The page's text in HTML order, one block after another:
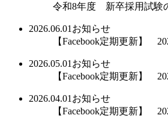
令和8年度 新卒採用試験
2026.06.01 お知らせ
【Facebook定期更新】
2026.05.01 お知らせ
【Facebook定期更新】
2026.04.01 お知らせ
【Facebook定期更新】